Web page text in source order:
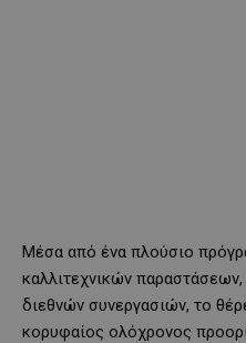
Μέσα από ένα πλούσιο
καλλιτεχνικών
διεθνών συνεργασιών, το
κορυφαίος ολόχρονος